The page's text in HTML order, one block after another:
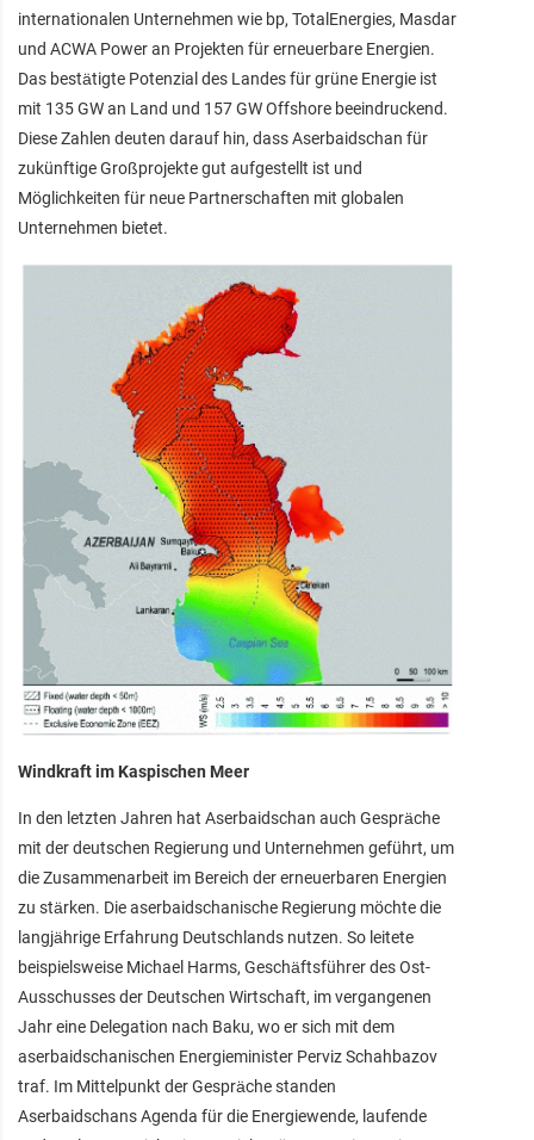
internationalen Unternehmen wie bp, TotalEnergies, Masdar
und ACWA Power an Projekten für erneuerbare Energien.
Das bestätigte Potenzial des Landes für grüne Energie ist
mit 135 GW an Land und 157 GW Offshore beeindruckend.
Diese Zahlen deuten darauf hin, dass Aserbaidschan für
zukünftige Großprojekte gut aufgestellt ist und
Möglichkeiten für neue Partnerschaften mit globalen
Unternehmen bietet.
Windkraft im Kaspischen Meer
In den letzten Jahren hat Aserbaidschan auch Gespräche
mit der deutschen Regierung und Unternehmen geführt, um
die Zusammenarbeit im Bereich der erneuerbaren Energien
zu stärken. Die aserbaidschanische Regierung möchte die
langjährige Erfahrung Deutschlands nutzen. So leitete
beispielsweise Michael Harms, Geschäftsführer des Ost-
Ausschusses der Deutschen Wirtschaft, im vergangenen
Jahr eine Delegation nach Baku, wo er sich mit dem
aserbaidschanischen Energieminister Perviz Schahbazov
traf. Im Mittelpunkt der Gespräche standen
Aserbaidschans Agenda für die Energiewende, laufende